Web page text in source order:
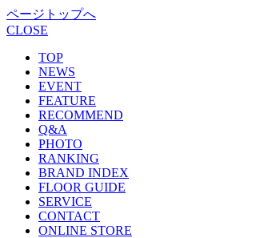
ページトップへ
CLOSE
TOP
NEWS
EVENT
FEATURE
RECOMMEND
Q&A
PHOTO
RANKING
BRAND INDEX
FLOOR GUIDE
SERVICE
CONTACT
ONLINE STORE